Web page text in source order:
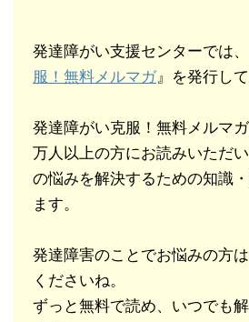
発達障がい支援センターでは
服！無料メルマガ』を発行して
発達障がい克服！無料メルマ
万人以上の方にお読みいただ
の悩みを解決するための知識
ます。
発達障害のことでお悩みの方
くださいね。
ずっと無料で読め、いつでも